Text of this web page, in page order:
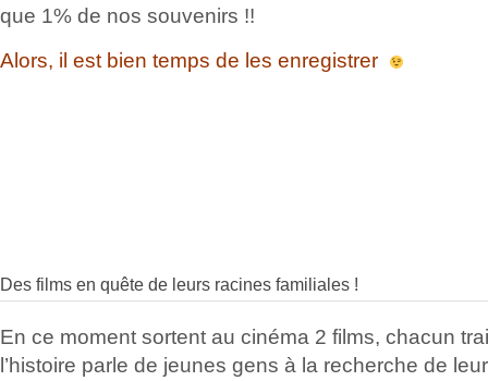
que 1% de nos souvenirs !!
Alors, il est bien temps de les enregistrer
Des films en quête de leurs racines familiales !
En ce moment sortent au cinéma 2 films, chacun
l’histoire parle de jeunes gens à la recherche de